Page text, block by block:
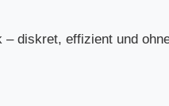
diskret, effizient und